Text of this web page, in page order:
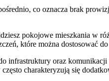
co oznacza brak
pokojowe mieszkania w
które można dostosować
infrastruktury oraz
charakteryzują się